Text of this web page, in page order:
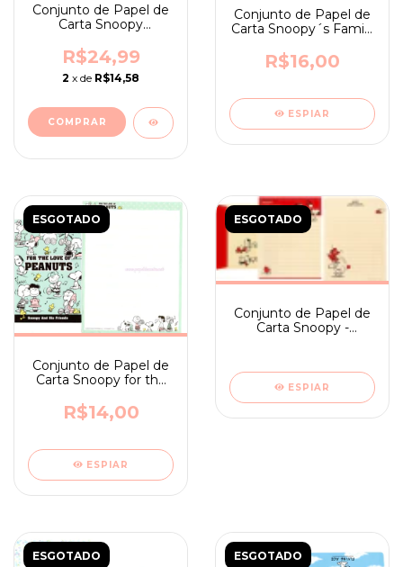
Conjunto de Papel de
Carta Snoopy
R$24,99
2 x de R$14,58
Conjunto de Papel de
Carta Snoopy´s Family
R$16,00
ESPIAR
ESGOTADO
Conjunto de Papel de
Carta Snoopy for the
R$14,00
ESPIAR
ESGOTADO
Conjunto de Papel de
Carta Snoopy -
Anyone - ano 2014
ESPIAR
ESGOTADO ESGOTADO